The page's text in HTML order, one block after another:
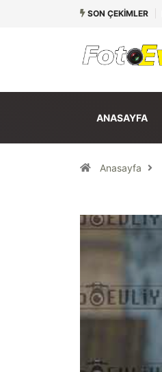
SON ÇEKIMLER
ANASAYFA
Anasayfa